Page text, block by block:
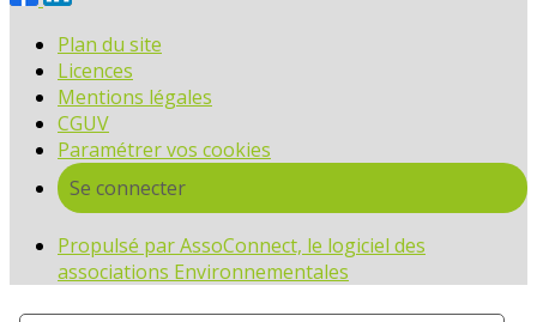
Plan du site
Licences
Mentions légales
CGUV
Paramétrer vos cookies
Se connecter
Propulsé par AssoConnect, le logiciel des
associations Environnementales